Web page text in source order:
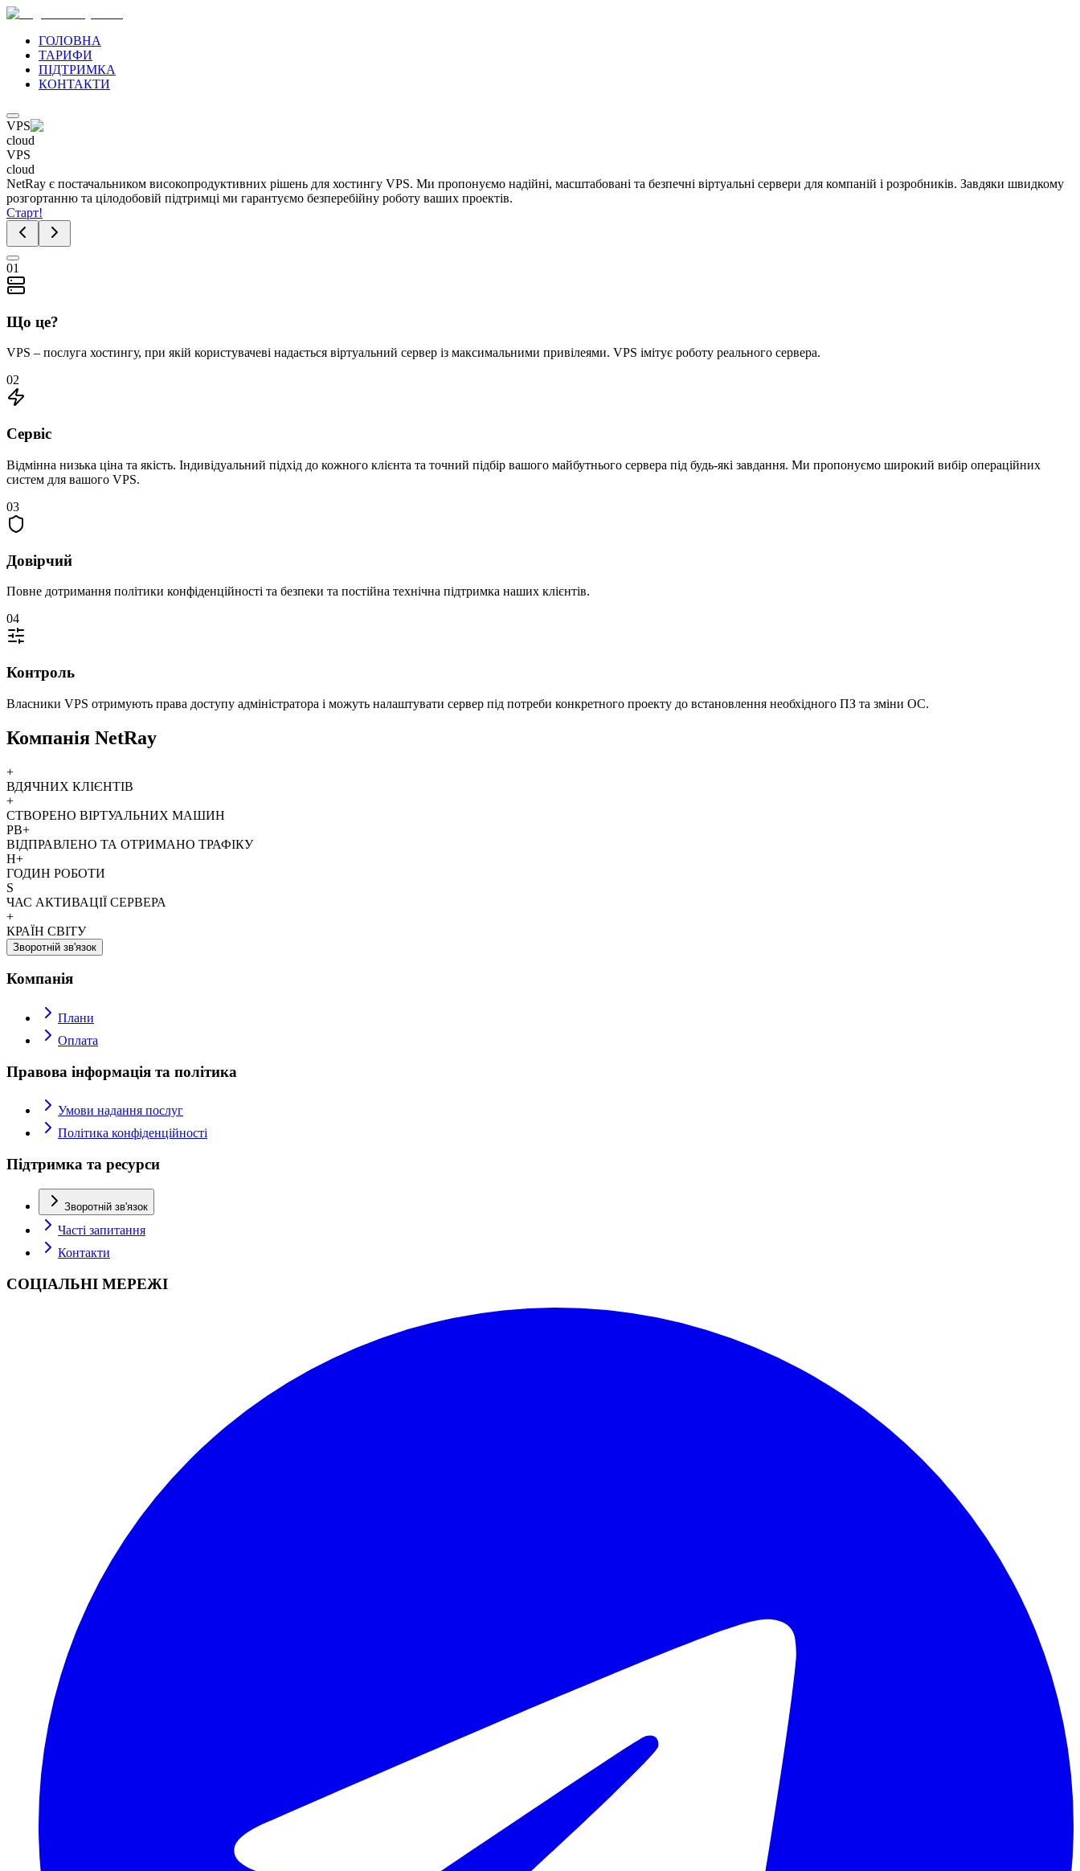
ГОЛОВНА
ТАРИФИ
ПІДТРИМКА
КОНТАКТИ
VPS
cloud
VPS
cloud
NetRay є постачальником високопродуктивних рішень для хостингу VPS. Ми пропонуємо надійні, масштабовані та безпечні віртуальні сервери для компаній і розробників. Завдяки швидкому
розгортанню та цілодобовій підтримці ми гарантуємо безперебійну роботу ваших проектів.
Старт!
01
Що це?
VPS – послуга хостингу, при якій користувачеві надається віртуальний сервер із максимальними привілеями. VPS імітує роботу реального сервера.
02
Сервіс
Відмінна низька ціна та якість. Індивідуальний підхід до кожного клієнта та точний підбір вашого майбутнього сервера під будь-які завдання. Ми пропонуємо широкий вибір операційних
систем для вашого VPS.
03
Довірчий
Повне дотримання політики конфіденційності та безпеки та постійна технічна підтримка наших клієнтів.
04
Контроль
Власники VPS отримують права доступу адміністратора і можуть налаштувати сервер під потреби конкретного проекту до встановлення необхідного ПЗ та зміни ОС.
Компанія NetRay
+
ВДЯЧНИХ КЛІЄНТІВ
+
СТВОРЕНО ВІРТУАЛЬНИХ МАШИН
PB+
ВІДПРАВЛЕНО ТА ОТРИМАНО ТРАФІКУ
H+
ГОДИН РОБОТИ
S
ЧАС АКТИВАЦІЇ СЕРВЕРА
+
КРАЇН СВІТУ
Зворотній зв'язок
Компанія
Плани
Оплата
Правова інформація та політика
Умови надання послуг
Політика конфіденційності
Підтримка та ресурси
Зворотній зв'язок
Часті запитання
Контакти
СОЦІАЛЬНІ МЕРЕЖІ